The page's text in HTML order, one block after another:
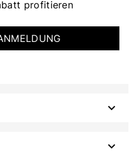
profitieren